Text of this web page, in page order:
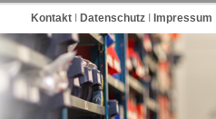
KontaktI Datenschutz Impressum